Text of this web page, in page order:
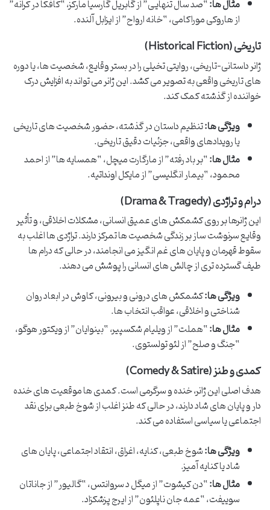
مثال ها:“صد سال تنهایی” از گابریل گارسیا مارکز، “کافکا در کرانه”
از هاروکی موراکامی، “خانه ارواح” از ایزابل آلنده.
تاریخی (Historical Fiction)
ژانر داستانی-تاریخی، روایتی تخیلی را در بستر وقایع، شخصیت ها، یا دوره
های تاریخی واقعی به تصویر می کشد. این ژانر می تواند به افزایش درک
خواننده از گذشته کمک کند.
ویژگی ها:تنظیم داستان در گذشته، حضور شخصیت های تاریخی
یا رویدادهای واقعی، جزئیات دقیق تاریخی.
مثال ها:“بر باد رفته” از مارگارت میچل، “همسایه ها” از احمد
محمود، “بیمار انگلیسی” از مایکل اونداتیه.
درام و تراژدی (Drama & Tragedy)
این ژانرها بر روی کشمکش های عمیق انسانی، مشکلات اخلاقی، و تأثیر
وقایع سرنوشت ساز بر زندگی شخصیت ها تمرکز دارند. تراژدی ها اغلب به
سقوط قهرمان و پایان های غم انگیز می انجامند، در حالی که درام ها
طیف گسترده تری از چالش های انسانی را پوشش می دهند.
ویژگی ها:کشمکش های درونی و بیرونی، کاوش در ابعاد روان
شناختی و اخلاقی، عواقب انتخاب ها.
مثال ها:“هملت” از ویلیام شکسپیر، “بینوایان” از ویکتور هوگو،
“جنگ و صلح” از لئو تولستوی.
کمدی و طنز (Comedy & Satire)
هدف اصلی این ژانر، خنده و سرگرمی است. کمدی ها موقعیت های خنده
دار و پایان های شاد دارند، در حالی که طنز اغلب از شوخ طبعی برای نقد
اجتماعی یا سیاسی استفاده می کند.
ویژگی ها:شوخ طبعی، کنایه، اغراق، انتقاد اجتماعی، پایان های
شاد یا کنایه آمیز.
مثال ها:“دن کیشوت” از میگل د سروانتس، “گالیور” از جاناتان
سوییفت، “عمه جان ناپلئون” از ایرج پزشکزاد.